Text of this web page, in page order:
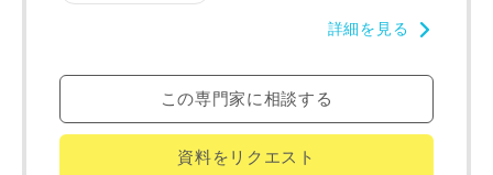
詳細を見る
この専門家に相談する
資料をリクエスト
建築予定地
専門家の都合により、資料の送付が遅くなったり、送付でき
ない場合があります。あらかじめご了承ください。